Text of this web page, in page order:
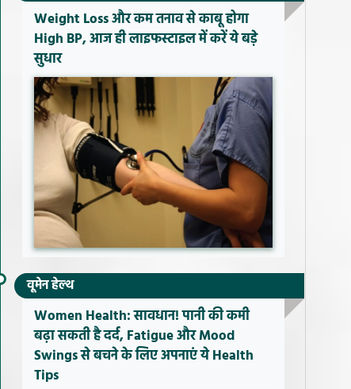
Weight Loss और कम तनाव से काबू होगा
High BP, आज ही लाइफस्टाइल में करें ये बड़े
सुधार
वूमेन हेल्थ
Women Health: सावधान! पानी की कमी
बढ़ा सकती है दर्द, Fatigue और Mood
Swings से बचने के लिए अपनाएं ये Health
Tips